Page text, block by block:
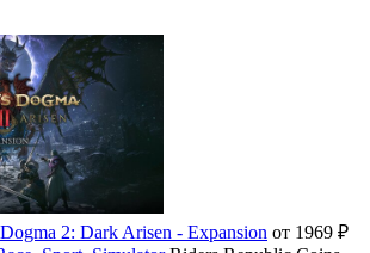
2: Dark Arisen - Expansion от 1969 ₽